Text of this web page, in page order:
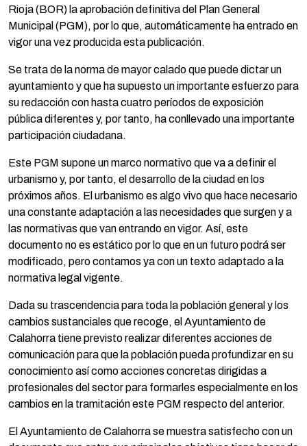
Rioja (BOR) la aprobación definitiva del Plan General
Municipal (PGM), por lo que, automáticamente ha entrado en
vigor una vez producida esta publicación.
Se trata de la norma de mayor calado que puede dictar un
ayuntamiento y que ha supuesto un importante esfuerzo para
su redacción con hasta cuatro períodos de exposición
pública diferentes y, por tanto, ha conllevado una importante
participación ciudadana.
Este PGM supone un marco normativo que va a definir el
urbanismo y, por tanto, el desarrollo de la ciudad en los
próximos años. El urbanismo es algo vivo que hace necesario
una constante adaptación a las necesidades que surgen y a
las normativas que van entrando en vigor. Así, este
documento no es estático por lo que en un futuro podrá ser
modificado, pero contamos ya con un texto adaptado a la
normativa legal vigente.
Dada su trascendencia para toda la población general y los
cambios sustanciales que recoge, el Ayuntamiento de
Calahorra tiene previsto realizar diferentes acciones de
comunicación para que la población pueda profundizar en su
conocimiento así como acciones concretas dirigidas a
profesionales del sector para formarles especialmente en los
cambios en la tramitación este PGM respecto del anterior.
El Ayuntamiento de Calahorra se muestra satisfecho con un